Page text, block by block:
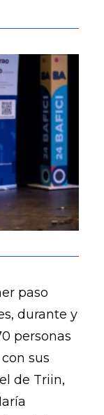
paso
durante y
personas
sus
de Triin,